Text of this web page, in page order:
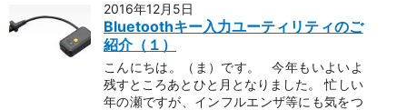
2016年12月5日
Bluetoothキー入力ユーティリティのご
紹介（１）
こんにちは。（ま）です。 今年もいよいよ
残すところあとひと月となりました。 忙しい
年の瀬ですが、インフルエンザ等にも気をつ